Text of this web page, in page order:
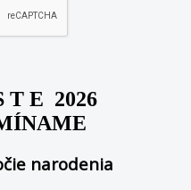
T E 2026
narodenia